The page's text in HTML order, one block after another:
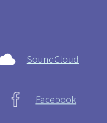
SoundCloud
Facebook